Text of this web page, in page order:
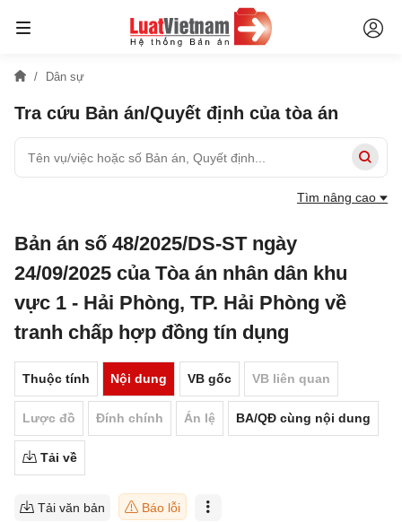
Dân sự
Tra cứu Bản án/Quyết định của tòa án
Tìm nâng cao
Bản án số 48/2025/DS-ST ngày
24/09/2025 của Tòa án nhân dân khu
vực 1 - Hải Phòng, TP. Hải Phòng về
tranh chấp hợp đồng tín dụng
Thuộc tính Nội dung VB gốc VB liên quan
Lược đồ Đính chính Án lệ BA/QĐ cùng nội dung
Tải về
Tải văn bản Báo lỗi